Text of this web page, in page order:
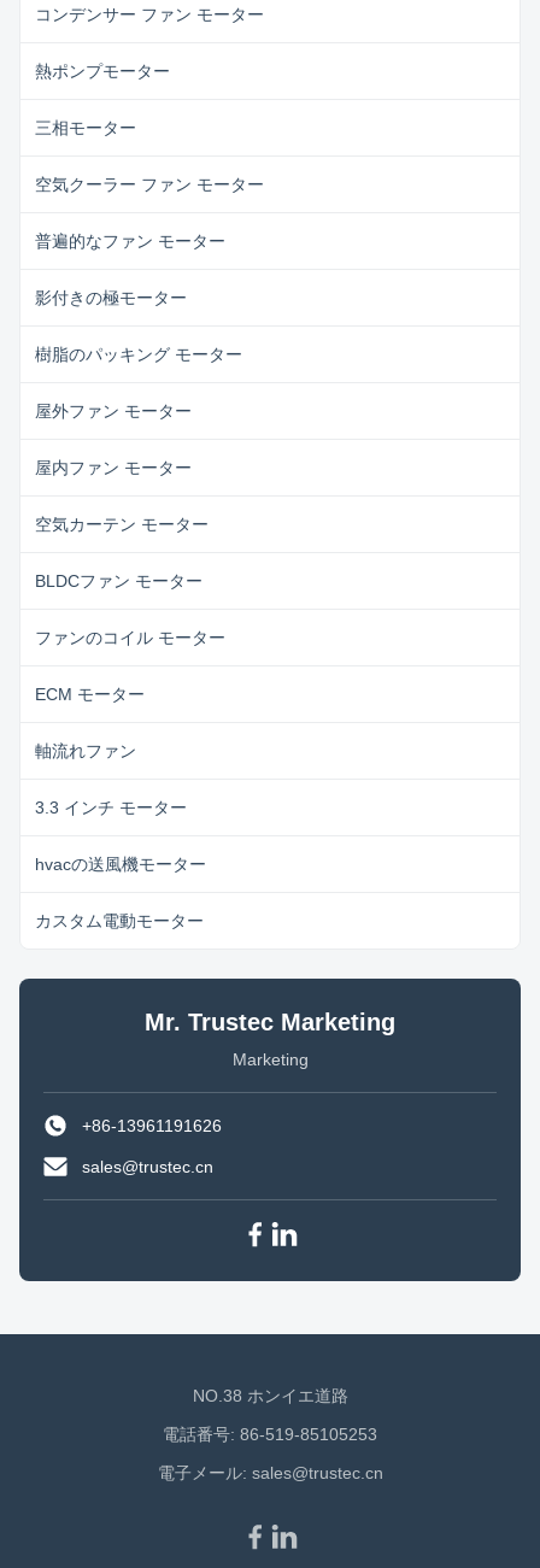
コンデンサー ファン モーター
熱ポンプモーター
三相モーター
空気クーラー ファン モーター
普遍的なファン モーター
影付きの極モーター
樹脂のパッキング モーター
屋外ファン モーター
屋内ファン モーター
空気カーテン モーター
BLDCファン モーター
ファンのコイル モーター
ECM モーター
軸流れファン
3.3 インチ モーター
hvacの送風機モーター
カスタム電動モーター
Mr. Trustec Marketing
Marketing
+86-13961191626
sales@trustec.cn
NO.38 ホンイエ道路
電話番号: 86-519-85105253
電子メール: sales@trustec.cn